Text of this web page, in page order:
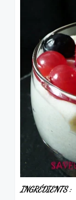
INGRÉDIENTS :